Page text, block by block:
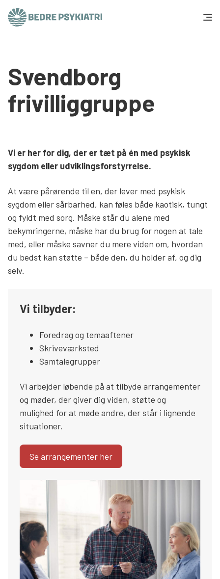
Tal og fakta
Om os
Presse og politik
Støt os
Søg
Svendborg
frivilliggruppe
Vi er her for dig, der er tæt på én med psykisk
sygdom eller udviklingsforstyrrelse.
At være pårørende til en, der lever med psykisk
sygdom eller sårbarhed, kan føles både kaotisk, tungt
og fyldt med sorg. Måske står du alene med
bekymringerne, måske har du brug for nogen at tale
med, eller måske savner du mere viden om, hvordan
du bedst kan støtte – både den, du holder af, og dig
selv.
Vi tilbyder:
Foredrag og temaaftener
Skriveværksted
Samtalegrupper
Vi arbejder løbende på at tilbyde arrangementer
og møder, der giver dig viden, støtte og
mulighed for at møde andre, der står i lignende
situationer.
Se arrangementer her